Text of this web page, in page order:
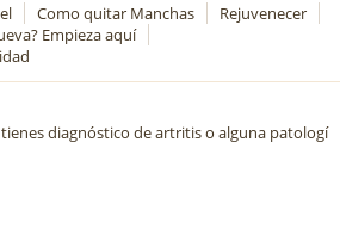
Como quitar Manchas
Rejuvenecer
Empieza aquí
diagnóstico de artritis o alguna patologí